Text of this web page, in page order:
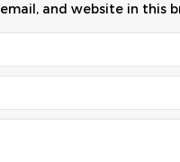
email, and website in